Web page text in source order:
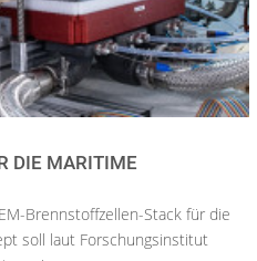
DIE MARITIME
Brennstoffzellen-Stack für die
soll laut Forschungsinstitut